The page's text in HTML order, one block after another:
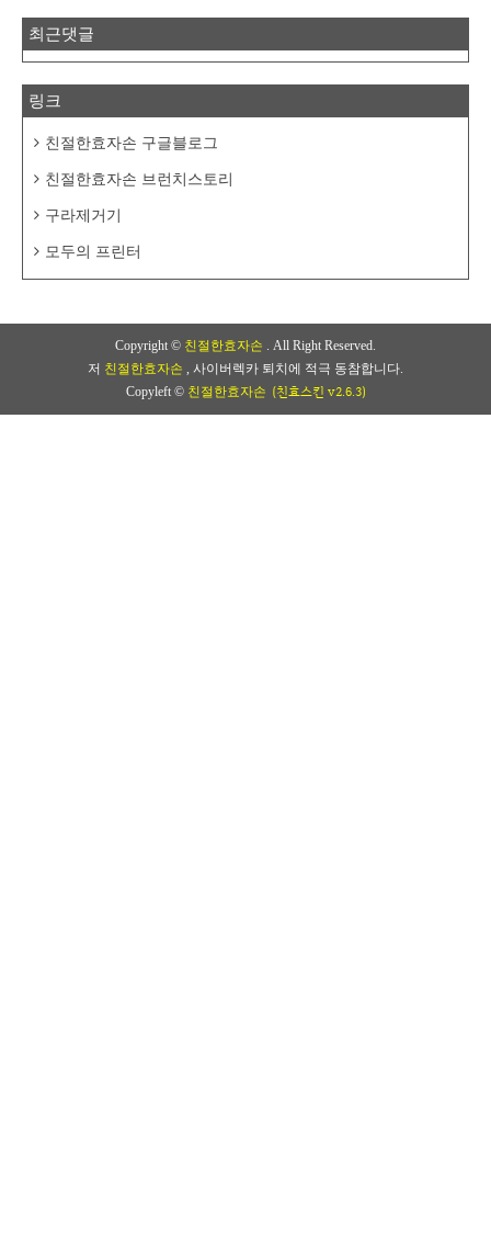
최근댓글
링크
친절한효자손 구글블로그
친절한효자손 브런치스토리
구라제거기
모두의 프린터
Copyright © 친절한효자손 . All Right Reserved.
저 친절한효자손 , 사이버렉카 퇴치에 적극 동참합니다.
Copyleft © 친절한효자손 (친효스킨 v2.6.3)